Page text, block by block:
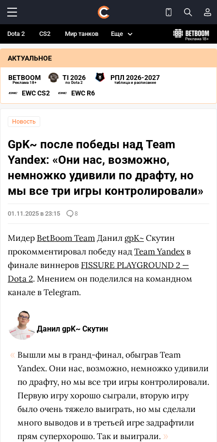
Dota 2 CS2 Мир танков Еще
АКТУАЛЬНОЕ
BETBOOM
Реклама 18+
TI 2026
по Dota 2
РПЛ 2026-2027
таблица и расписание
EWC CS2 EWC R6
Новость
GpK~ после победы над Team
Yandex: «Они нас, возможно,
немножко удивили по драфту, но
мы все три игры контролировали»
01.11.2025 в 23:15 8
Мидер BetBoom TeamДанил gpK~Скутин
прокомментировал победу надTeam Yandexв
финале виннеров FISSURE PLAYGROUND 2 —
Dota 2. Мнением он поделился на командном
канале в Telegram.
Данил gpK~ Скутин
Вышли мы в гранд-финал, обыграв Team
Yandex. Они нас, возможно, немножко удивили
по драфту, но мы все три игры контролировали.
Первую игру хорошо сыграли, вторую игру
было очень тяжело выиграть, но мы сделали
много выводов и в третьей игре задрафтили
прям суперхорошо. Так и выиграли.